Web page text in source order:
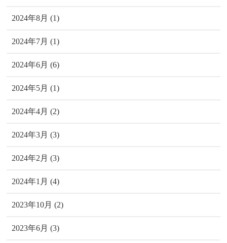
2024年8月 (1)
2024年7月 (1)
2024年6月 (6)
2024年5月 (1)
2024年4月 (2)
2024年3月 (3)
2024年2月 (3)
2024年1月 (4)
2023年10月 (2)
2023年6月 (3)